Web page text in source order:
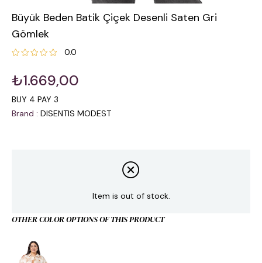
Büyük Beden Batik Çiçek Desenli Saten Gri
Gömlek
0.0
₺1.669,00
BUY 4 PAY 3
Brand : DISENTIS MODEST
Item is out of stock.
OTHER COLOR OPTIONS OF THIS PRODUCT